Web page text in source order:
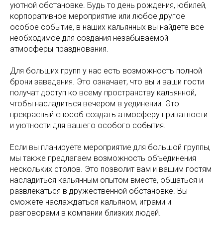
уютной обстановке. Будь то день рождения, юбилей,
корпоративное мероприятие или любое другое
особое событие, в наших кальянных вы найдете все
необходимое для создания незабываемой
атмосферы празднования.
Для больших групп у нас есть возможность полной
брони заведения. Это означает, что вы и ваши гости
получат доступ ко всему пространству кальянной,
чтобы насладиться вечером в уединении. Это
прекрасный способ создать атмосферу приватности
и уютности для вашего особого события.
Если вы планируете мероприятие для большой группы,
мы также предлагаем возможность объединения
нескольких столов. Это позволит вам и вашим гостям
насладиться кальянным опытом вместе, общаться и
развлекаться в дружественной обстановке. Вы
сможете наслаждаться кальяном, играми и
разговорами в компании близких людей.